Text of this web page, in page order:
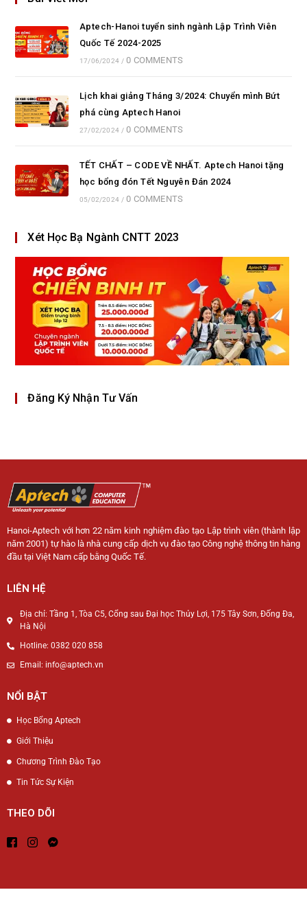
Aptech-Hanoi tuyển sinh ngành Lập Trình Viên
Quốc Tế 2024-2025
17/06/2024 / 0 COMMENTS
Lịch khai giảng Tháng 3/2024: Chuyển mình Bứt
phá cùng Aptech Hanoi
27/02/2024 / 0 COMMENTS
TẾT CHẤT – CODE VỀ NHẤT. Aptech Hanoi tặng
học bổng đón Tết Nguyên Đán 2024
05/02/2024 / 0 COMMENTS
Xét Học Bạ Ngành CNTT 2023
Đăng Ký Nhận Tư Vấn
Hanoi-Aptech với hơn 22 năm kinh nghiệm đào tạo Lập trình viên (thành lập
năm 2001) tự hào là nhà cung cấp dịch vụ đào tạo Công nghệ thông tin hàng
đầu tại Việt Nam cấp bằng Quốc Tế.
LIÊN HỆ
Địa chỉ: Tầng 1, Tòa C5, Cổng sau Đại học Thủy Lợi, 175 Tây Sơn, Đống Đa,
Hà Nội
Hotline: 0382 020 858
Email: info@aptech.vn
NỔI BẬT
Học Bổng Aptech
Giới Thiệu
Chương Trình Đào Tạo
Tin Tức Sự Kiện
THEO DÕI